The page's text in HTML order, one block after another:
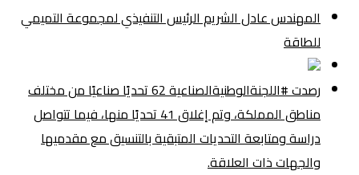
المهندس عادل الشريم الرئيس التنفيذي لمجموعة التميمي
للطاقة
رصدت #اللجنةالوطنيةالصناعية 62 تحديًا صناعيًا من مختلف
مناطق المملكة، وتم إغلاق 41 تحديًا منها، فيما تتواصل
دراسة ومتابعة التحديات المتبقية بالتنسيق مع مقدميها
والجهات ذات العلاقة.